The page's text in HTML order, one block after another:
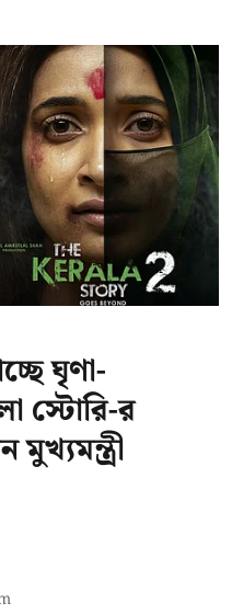
ঘৃণা-
স্টোরি-র